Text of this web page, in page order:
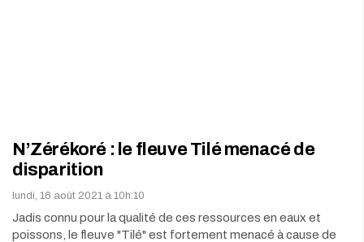
N’Zérékoré : le fleuve Tilé menacé de
disparition
lundi, 16 août 2021 à 10h:10
Jadis connu pour la qualité de ces ressources en eaux et
poissons, le fleuve "Tilé" est fortement menacé à cause de